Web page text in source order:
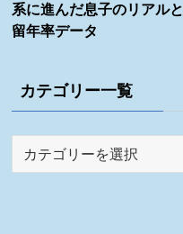
系に進んだ息子のリアルと
留年率データ
カテゴリー一覧